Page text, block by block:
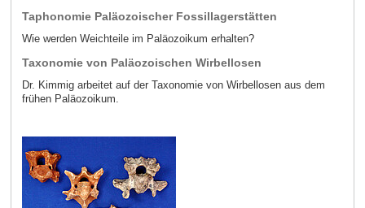
Taphonomie Paläozoischer Fossillagerstätten
Wie werden Weichteile im Paläozoikum erhalten?
Taxonomie von Paläozoischen Wirbellosen
Dr. Kimmig arbeitet auf der Taxonomie von Wirbellosen aus dem
frühen Paläozoikum.